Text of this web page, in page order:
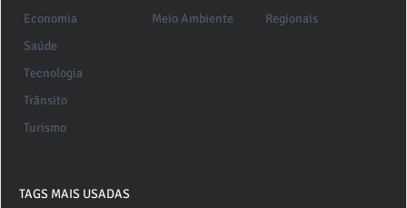
Economia
Meio Ambiente
Regionais
Saúde
Tecnologia
Trânsito
Turismo
TAGS MAIS USADAS